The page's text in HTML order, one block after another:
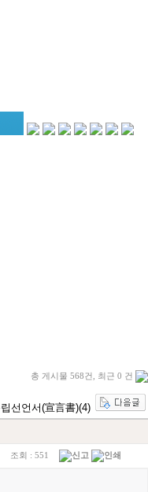
총 게시물 568건, 최근 0 건
조회 : 551